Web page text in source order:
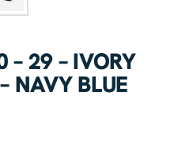
– 29 – IVORY
NAVY BLUE
€.